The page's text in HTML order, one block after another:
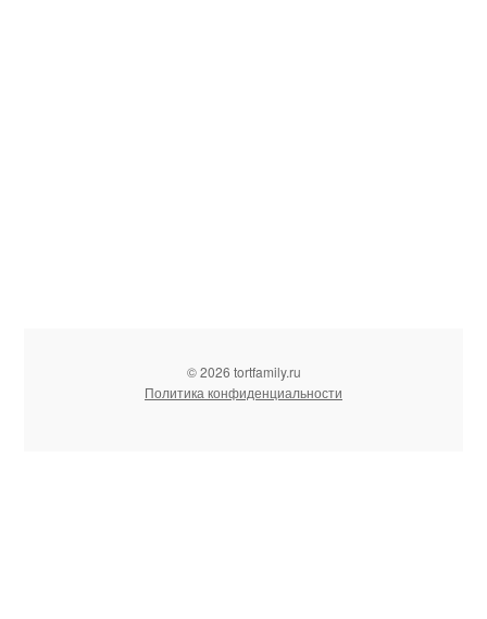
© 2026 tortfamily.ru
Политика конфиденциальности